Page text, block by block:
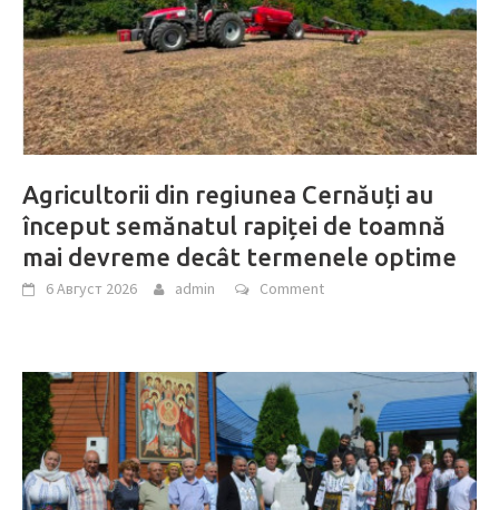
Agricultorii din regiunea Cernăuți au
început semănatul rapiței de toamnă
mai devreme decât termenele optime
6 Август 2026 admin Comment